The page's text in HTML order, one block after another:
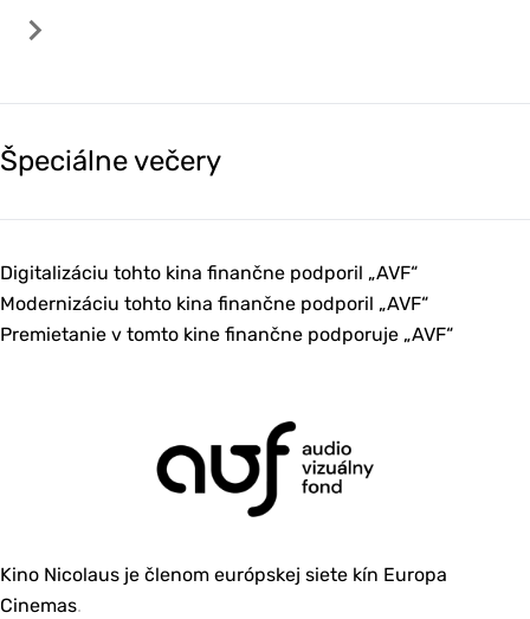
Špeciálne večery
Digitalizáciu tohto kina finančne podporil „AVF“
Modernizáciu tohto kina finančne podporil „AVF“
Premietanie v tomto kine finančne podporuje „AVF“
Kino Nicolaus je členom európskej siete kín Europa
Cinemas.